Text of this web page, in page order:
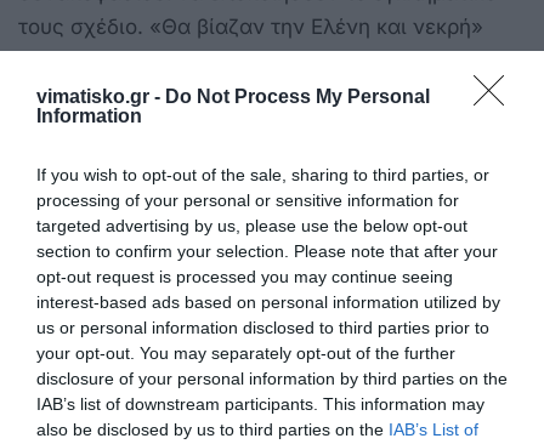
vimatisko.gr - Do Not Process My Personal
Information
If you wish to opt-out of the sale, sharing to third parties, or
processing of your personal or sensitive information for
targeted advertising by us, please use the below opt-out
section to confirm your selection. Please note that after your
opt-out request is processed you may continue seeing
interest-based ads based on personal information utilized by
us or personal information disclosed to third parties prior to
your opt-out. You may separately opt-out of the further
disclosure of your personal information by third parties on the
IAB’s list of downstream participants. This information may
also be disclosed by us to third parties on the IAB’s List of
τους σχέδιο. «Θα βίαζαν την Ελένη και νεκρή»
«κορίτσι σύμβολο». «Αντιστάθηκε σε αυτά τα
άθλια υποκείμενα με ηρωισμό που ούτε άντρας
με αυτή την κοπέλα. Η αλήθεια έχει ειπωθεί με
χιλιάδες τρόπους όλο αυτό τον καιρό και
ακούγεται σαν μια περίληψη από τα δικά μου
χείλη τώρα. …».
newsbeast.gr